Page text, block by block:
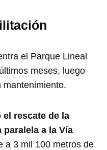
el Parque Lineal
meses, luego
mantenimiento.
el rescate de la
a la Vía
a 3 mil 100 metros de